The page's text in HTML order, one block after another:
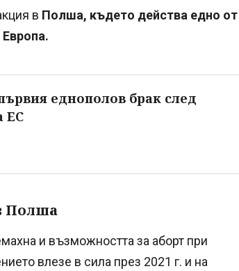
в Полша, където действа едно от
еднополов брак след
ЕС
Полша
и възможността за аборт при
влезе в сила през 2021 г. и на